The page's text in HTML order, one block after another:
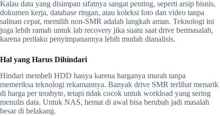
Kalau data yang disimpan sifatnya sangat penting, seperti arsip bisnis,
dokumen kerja, database ringan, atau koleksi foto dan video tanpa
salinan cepat, memilih non-SMR adalah langkah aman. Teknologi ini
juga lebih ramah untuk lab recovery jika suatu saat drive bermasalah,
karena perilaku penyimpanannya lebih mudah dianalisis.
Hal yang Harus Dihindari
Hindari membeli HDD hanya karena harganya murah tanpa
memeriksa teknologi rekamannya. Banyak drive SMR terlihat menarik
di harga per terabyte, tetapi tidak cocok untuk workload yang sering
menulis data. Untuk NAS, hemat di awal bisa berubah jadi masalah
besar di belakang.